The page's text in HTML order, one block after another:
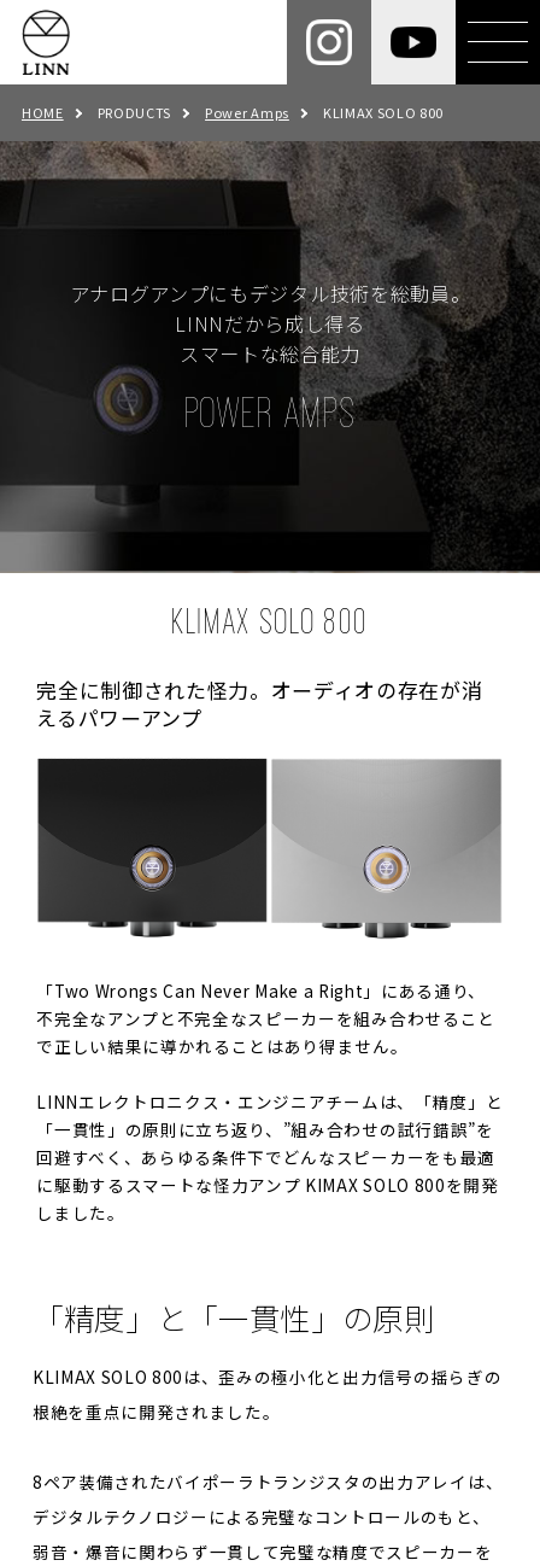
HOME PRODUCTS Power Amps KLIMAX SOLO 800
アナログアンプにもデジタル技術を総動員。
LINNだから成し得る
スマートな総合能力
POWER AMPS
KLIMAX SOLO 800
完全に制御された怪力。 オーディオの存在が消
えるパワーアンプ
「Two Wrongs Can Never Make a Right」にある通り、
不完全なアンプと不完全なスピーカーを組み合わせること
で正しい結果に導かれることはあり得ません。
LINNエレクトロニクス・エンジニアチームは、「精度」と
「一貫性」の原則に立ち返り、”組み合わせの試行錯誤”を
回避すべく、あらゆる条件下でどんなスピーカーをも最適
に駆動するスマートな怪力アンプ KIMAX SOLO 800を開発
しました。
「精度」と「一貫性」の原則
KLIMAX SOLO 800は、歪みの極小化と出力信号の揺らぎの
根絶を重点に開発されました。
8ペア装備されたバイポーラトランジスタの出力アレイは、
デジタルテクノロジーによる完璧なコントロールのもと、
弱音・爆音に関わらず一貫して完璧な精度でスピーカーを